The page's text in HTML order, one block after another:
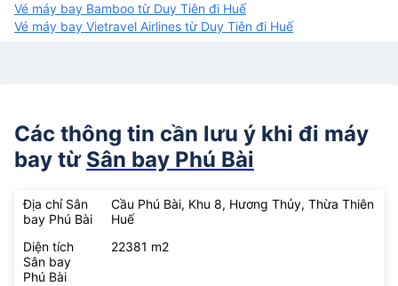
Vé máy bay Bamboo từ Duy Tiên đi Huế
Vé máy bay Vietravel Airlines từ Duy Tiên đi Huế
Các thông tin cần lưu ý khi đi máy
bay từ Sân bay Phú Bài
Địa chỉ Sân
bay Phú Bài
Cầu Phú Bài, Khu 8, Hương Thủy, Thừa Thiên
Huế
Diện tích
Sân bay
Phú Bài
22381 m2